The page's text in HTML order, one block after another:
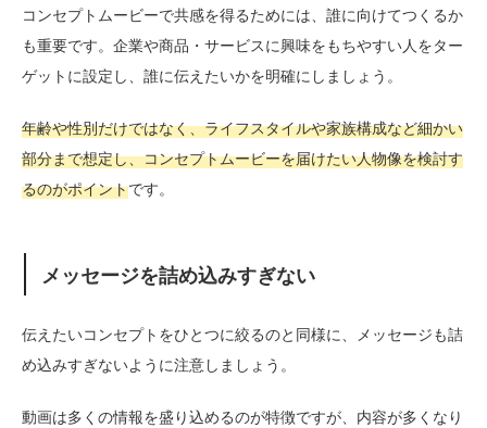
コンセプトムービーで共感を得るためには、誰に向けてつくるか
も重要です。企業や商品・サービスに興味をもちやすい人をター
ゲットに設定し、誰に伝えたいかを明確にしましょう。
年齢や性別だけではなく、ライフスタイルや家族構成など細かい
部分まで想定し、コンセプトムービーを届けたい人物像を検討す
るのがポイントです。
メッセージを詰め込みすぎない
伝えたいコンセプトをひとつに絞るのと同様に、メッセージも詰
め込みすぎないように注意しましょう。
動画は多くの情報を盛り込めるのが特徴ですが、内容が多くなり